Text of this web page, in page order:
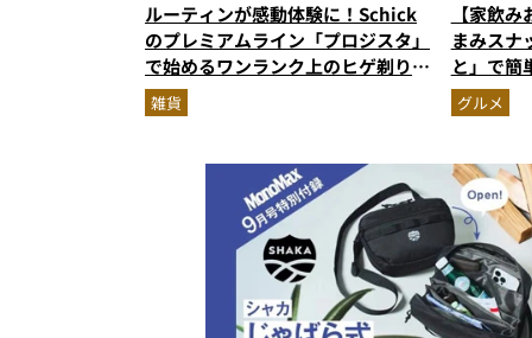
ルーティンが感動体験に！Schick
のプレミアムライン「プロジスタ」
で始めるワンランク上のヒゲ剃り習
慣
雑貨
【家飲
まみスナ
と」で簡
グルメ